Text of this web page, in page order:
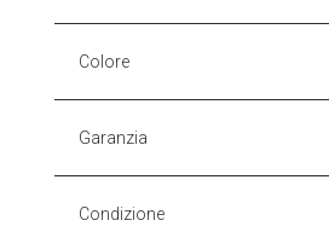
Colore
Garanzia
Condizione